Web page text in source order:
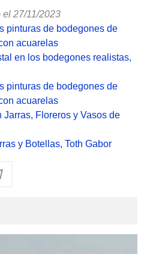
27/11/2023
pinturas de bodegones de
acuarelas
en los bodegones realistas,
pinturas de bodegones de
acuarelas
Floreros y Vasos de
y Botellas, Toth Gabor